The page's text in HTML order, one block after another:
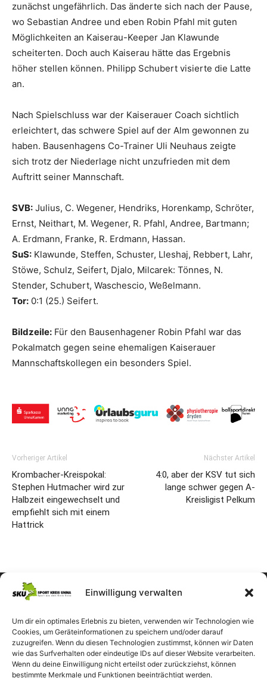
Einwilligung verwalten
Um dir ein optimales Erlebnis zu bieten, verwenden wir Technologien wie
Cookies, um Geräteinformationen zu speichern und/oder darauf
zuzugreifen. Wenn du diesen Technologien zustimmst, können wir Daten
wie das Surfverhalten oder eindeutige IDs auf dieser Website verarbeiten.
Wenn du deine Einwilligung nicht erteilst oder zurückziehst, können
bestimmte Merkmale und Funktionen beeinträchtigt werden.
zunächst ungefährlich. Das änderte sich nach der Pause,
wo Sebastian Andree und eben Robin Pfahl mit guten
Möglichkeiten an Kaiserau-Keeper Jan Klawunde
scheiterten. Doch auch Kaiserau hätte das Ergebnis
höher stellen können. Philipp Schubert visierte die Latte
an.
Nach Spielschluss war der Kaiserauer Coach sichtlich
erleichtert, das schwere Spiel auf der Alm gewonnen zu
haben. Bausenhagens Co-Trainer Uli Neuhaus zeigte
sich trotz der Niederlage nicht unzufrieden mit dem
Auftritt seiner Mannschaft.
SVB: Julius, C. Wegener, Hendriks, Horenkamp, Schröter,
Ernst, Neithart, M. Wegener, R. Pfahl, Andree, Bartmann;
A. Erdmann, Franke, R. Erdmann, Hassan.
SuS: Klawunde, Steffen, Schuster, Lleshaj, Rebbert, Lahr,
Stöwe, Schulz, Seifert, Djalo, Milcarek: Tönnes, N.
Stender, Schubert, Waschescio, Weßelmann.
Tor: 0:1 (25.) Seifert.
Bildzeile: Für den Bausenhagener Robin Pfahl war das
Pokalmatch gegen seine ehemaligen Kaiserauer
Mannschaftskollegen ein besonders Spiel.
Vorheriger Artikel
Krombacher-Kreispokal:
Stephen Hutmacher wird zur
Halbzeit eingewechselt und
empfiehlt sich mit einem
Hattrick
Nächster Artikel
4:0, aber der KSV tut sich
lange schwer gegen A-
Kreisligist Pelkum